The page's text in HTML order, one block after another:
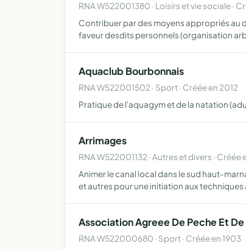
RNA W522001380 · Loisirs et vie sociale ·
Contribuer par des moyens appropriés au
faveur desdits personnels (organisation
Aquaclub Bourbonnais
RNA W522001502 · Sport · Créée en 2012
Pratique de l'aquagym et de la natation
Arrimages
RNA W522001132 · Autres et divers ·
Animer le canal local dans le sud haut-
et autres pour une initiation aux techniques
Association Agreee De Peche Et
RNA W522000680 · Sport · Créée en 1903